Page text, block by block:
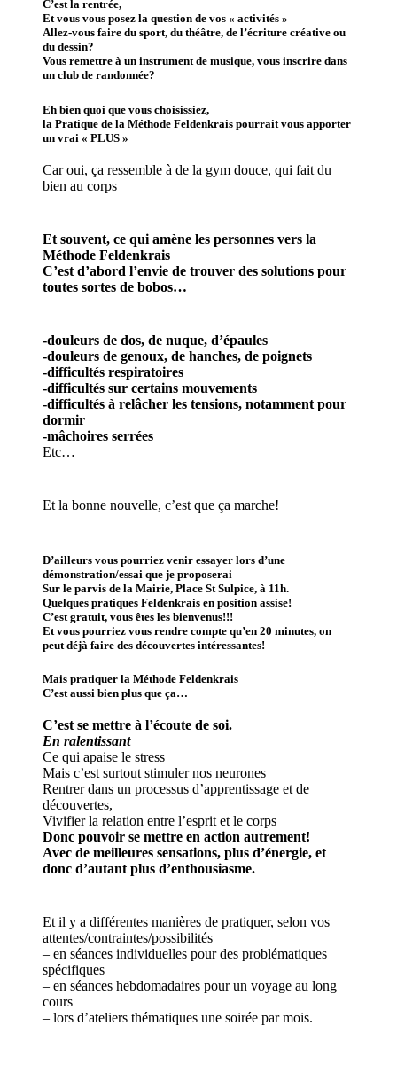
C’est la rentrée,
Et vous vous posez la question de vos « activités »
Allez-vous faire du sport, du théâtre, de l’écriture créative ou
du dessin?
Vous remettre à un instrument de musique, vous inscrire dans
un club de randonnée?
Eh bien quoi que vous choisissiez,
la Pratique de la Méthode Feldenkrais pourrait vous apporter
un vrai « PLUS »
Car oui, ça ressemble à de la gym douce, qui fait du
bien au corps
Et souvent, ce qui amène les personnes vers la
Méthode Feldenkrais
C’est d’abord l’envie de trouver des solutions pour
toutes sortes de bobos…
-douleurs de dos, de nuque, d’épaules
-douleurs de genoux, de hanches, de poignets
-difficultés respiratoires
-difficultés sur certains mouvements
-difficultés à relâcher les tensions, notamment pour
dormir
-mâchoires serrées
Etc…
Et la bonne nouvelle, c’est que ça marche!
D’ailleurs vous pourriez venir essayer lors d’une
démonstration/essai que je proposerai
Sur le parvis de la Mairie, Place St Sulpice, à 11h.
Quelques pratiques Feldenkrais en position assise!
C’est gratuit, vous êtes les bienvenus!!!
Et vous pourriez vous rendre compte qu’en 20 minutes, on
peut déjà faire des découvertes intéressantes!
Mais pratiquer la Méthode Feldenkrais
C’est aussi bien plus que ça…
C’est se mettre à l’écoute de soi.
En ralentissant
Ce qui apaise le stress
Mais c’est surtout stimuler nos neurones
Rentrer dans un processus d’apprentissage et de
découvertes,
Vivifier la relation entre l’esprit et le corps
Donc pouvoir se mettre en action autrement!
Avec de meilleures sensations, plus d’énergie, et
donc d’autant plus d’enthousiasme.
Et il y a différentes manières de pratiquer, selon vos
attentes/contraintes/possibilités
– en séances individuelles pour des problématiques
spécifiques
– en séances hebdomadaires pour un voyage au long
cours
– lors d’ateliers thématiques une soirée par mois.